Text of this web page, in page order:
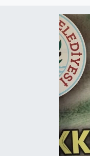
ESENTEPE
GAZİMAĞUSA
GÜNDEM
GÜNEY KIBRIS
İÇ HABERLER